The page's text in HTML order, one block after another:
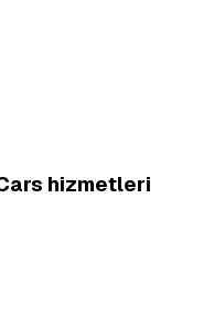
hizmetleri